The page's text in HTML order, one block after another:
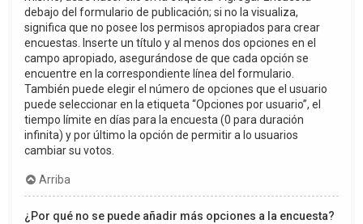
debajo del formulario de publicación; si no la visualiza,
significa que no posee los permisos apropiados para crear
encuestas. Inserte un título y al menos dos opciones en el
campo apropiado, asegurándose de que cada opción se
encuentre en la correspondiente línea del formulario.
También puede elegir el número de opciones que el usuario
puede seleccionar en la etiqueta “Opciones por usuario”, el
tiempo límite en días para la encuesta (0 para duración
infinita) y por último la opción de permitir a lo usuarios
cambiar su votos.
Arriba
¿Por qué no se puede añadir más opciones a la encuesta?